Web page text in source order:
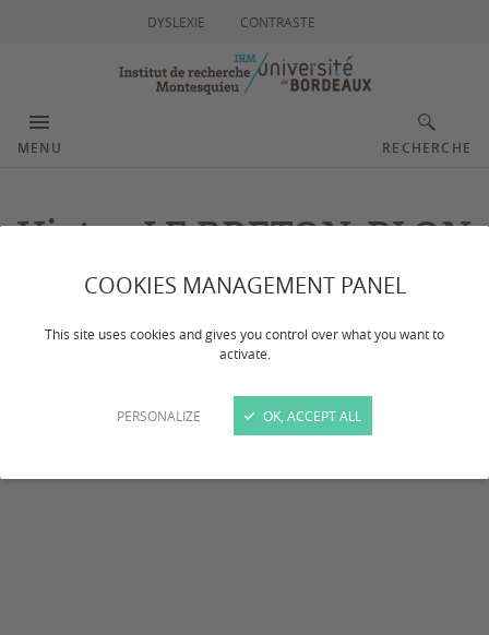
COOKIES MANAGEMENT PANEL
This site uses cookies and gives you control over what you want to
activate.
PERSONALIZE OK, ACCEPT ALL
DYSLEXIE CONTRASTE
MENU RECHERCHE
Victor LE BRETON-BLON